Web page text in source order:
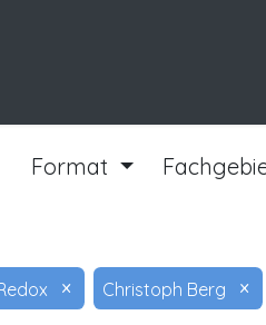
Format
× Christoph Berg ×